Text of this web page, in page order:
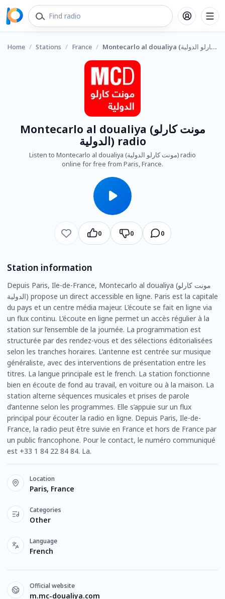
Home / Stations / France / Montecarlo al doualiya (مونت كارلو الدولية) radio
Montecarlo al doualiya (مونت كارلو
الدولية) radio
Listen to Montecarlo al doualiya (مونت كارلو الدولية) radio
online for free from Paris, France.
0 0 0
Station information
Depuis Paris, Ile-de-France, Montecarlo al doualiya (مونت كارلو
الدولية) propose un direct accessible en ligne. Paris est la capitale
du pays et un centre média majeur. L’écoute se fait en ligne via
un flux continu. L’écoute en ligne permet un accès régulier à la
station sur l’ensemble de la journée. La programmation est
structurée par des rendez-vous et des sélections éditorialisées
selon les tranches horaires. L’antenne est centrée sur musique
généraliste, avec des interventions de présentation entre les
titres. La langue principale est le french. La station fonctionne
bien en écoute de fond au travail, en voiture ou à la maison. La
station alterne séquences musicales et prises de parole
d’antenne selon les programmes. Elle s’appuie sur un flux
principal pour écouter la radio en ligne. Depuis Paris, Ile-de-
France, la radio peut être suivie en France et hors de France par
un public francophone. Pour le contact, le numéro communiqué
est +33 1 84 22 84 84. La.
Location
Paris, France
Categories
Other
Language
French
Official website
m.mc-doualiya.com